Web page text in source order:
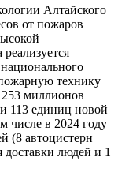
Алтайского
от пожаров
технику
253 миллионов
113 единиц новой
числе в 2024 году
(8 автоцистерн
доставки людей и 1